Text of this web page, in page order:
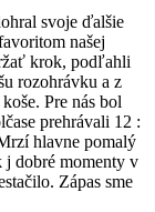
svoje ďalšie
našej
krok, podľahli
rozohrávku a z
Pre nás bol
prehrávali 12 :
hlavne pomalý
j dobré momenty v
Zápas sme